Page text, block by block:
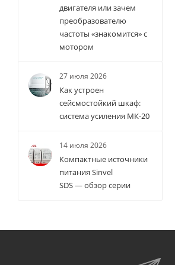
двигателя или зачем
преобразователю
частоты «знакомится» с
мотором
27 июля 2026
Как устроен
сейсмостойкий шкаф:
система усиления МК-20
14 июля 2026
Компактные источники
питания Sinvel
SDS — обзор серии